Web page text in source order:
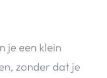
je een klein
zonder dat je